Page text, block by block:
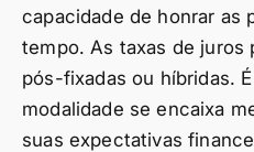
capacidade de honrar as
tempo. As taxas de juros
pós-fixadas ou híbridas.
modalidade se encaixa
suas expectativas